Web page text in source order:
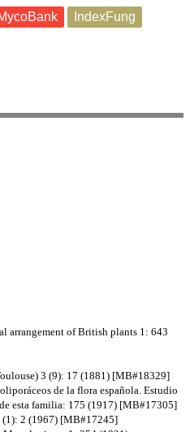
IndexFung
arrangement of British plants 1: 643
3 (9): 17 (1881) [MB#18329]
de la flora española. Estudio
esta familia: 175 (1917) [MB#17305]
(1): 2 (1967) [MB#17245]